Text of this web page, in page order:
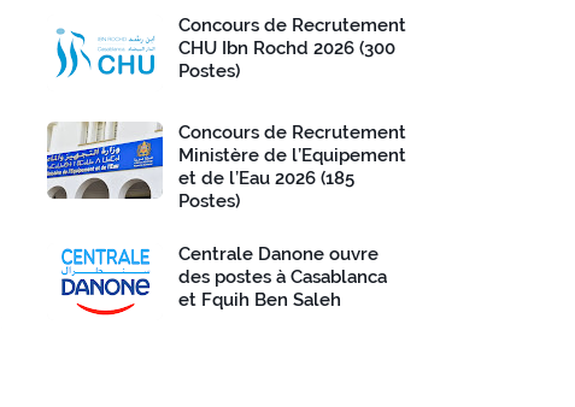
Concours de Recrutement
CHU Ibn Rochd 2026 (300
Postes)
Concours de Recrutement
Ministère de l’Equipement
et de l’Eau 2026 (185
Postes)
Centrale Danone ouvre
des postes à Casablanca
et Fquih Ben Saleh